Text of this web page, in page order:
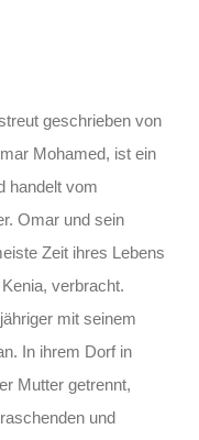
geschrieben von
Mohamed, ist ein
handelt vom
Omar und sein
Zeit ihres Lebens
verbracht.
mit seinem
In ihrem Dorf in
Mutter getrennt,
und